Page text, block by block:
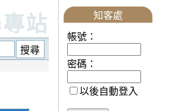
站 知客處
帳號：
密碼：
以後自動登入